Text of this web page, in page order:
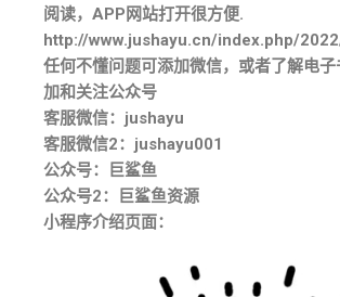
阅读，APP网站打开很方便.
http://www.jushayu.cn/index.php/
任何不懂问题可添加微信，或者了解电
加和关注公众号
客服微信：jushayu
客服微信2：jushayu001
公众号：巨鲨鱼
公众号2：巨鲨鱼资源
小程序介绍页面：